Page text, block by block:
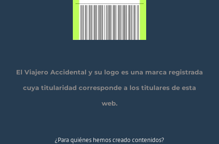
El Viajero Accidental y su logo es una marca registrada
cuya titularidad corresponde a los titulares de esta
web.
¿Para quiénes hemos creado contenidos?